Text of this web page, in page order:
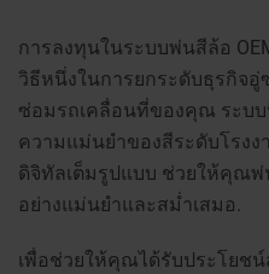
การลงทุนในระบบพ่นสีล้อ
วิธีหนึ่งในการยกระดับธุรกิจ
ซ่อมรถเคลื่อนที่ของคุณ ระบ
ความแม่นยำของสีระดับโรง
ดิจิทัลเต็มรูปแบบ ช่วยให้คุณพ่
อย่างแม่นยำและสม่ำเสมอ.
เพื่อช่วยให้คุณได้รับประโยชน์